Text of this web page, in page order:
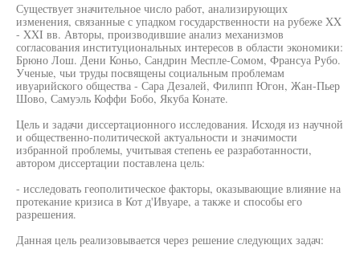
Существует значительное число работ, анализирующих
изменения, связанные с упадком государственности на рубеже XX
- XXI вв. Авторы, производившие анализ механизмов
согласования институциональных интересов в области экономики:
Брюно Лош. Дени Коньо, Сандрин Меспле-Сомом, Франсуа Рубо.
Ученые, чьи труды посвящены социальным проблемам
ивуарийского общества - Сара Дезалей, Филипп Югон, Жан-Пьер
Шово, Самуэль Коффи Бобо, Якуба Конате.
Цель и задачи диссертационного исследования. Исходя из научной
и общественно-политической актуальности и значимости
избранной проблемы, учитывая степень ее разработанности,
автором диссертации поставлена цель:
- исследовать геополитическое факторы, оказывающие влияние на
протекание кризиса в Кот д'Ивуаре, а также и способы его
разрешения.
Данная цель реализовывается через решение следующих задач: